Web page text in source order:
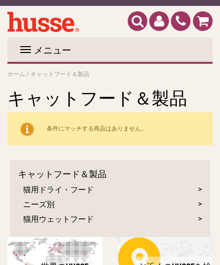
メニュー
ホーム / キャットフード＆製品
キャットフード＆製品
条件にマッチする商品はありません。
キャットフード＆製品
猫用ドライ・フード
ニーズ別
猫用ウェットフード